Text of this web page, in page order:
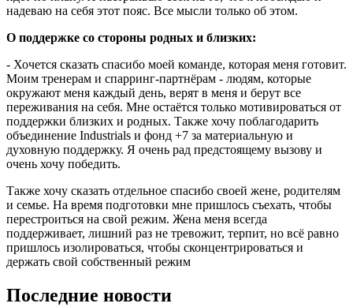
надеваю на себя этот пояс. Все мысли только об этом.
О поддержке со стороны родных и близких:
- Хочется сказать спасибо моей команде, которая меня готовит.
Моим тренерам и спарринг-партнёрам - людям, которые
окружают меня каждый день, верят в меня и берут все
переживания на себя. Мне остаётся только мотивироваться от
поддержки близких и родных. Также хочу поблагодарить
объединение Industrials и фонд +7 за материальную и
духовную поддержку. Я очень рад предстоящему вызову и
очень хочу победить.
Также хочу сказать отдельное спасибо своей жене, родителям
и семье. На время подготовки мне пришлось съехать, чтобы
перестроиться на свой режим. Жена меня всегда
поддерживает, лишний раз не тревожит, терпит, но всё равно
пришлось изолироваться, чтобы сконцентрироваться и
держать свой собственный режим
Последние новости